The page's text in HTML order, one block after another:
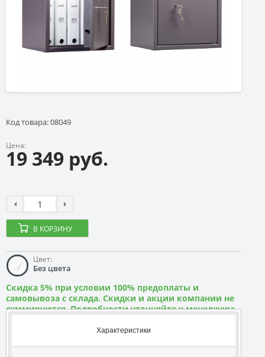
Код товара: 08049
Цена:
19 349 руб.
В КОРЗИНУ
Цвет:
Без цвета
Скидка 5% при условии 100% предоплаты и
самовывоза с склада. Скидки и акции компании не
суммируются. Подробности уточняйте у менеджера
Характеристики